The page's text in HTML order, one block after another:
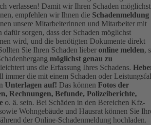
verlassen! Damit wir Ihren Schaden möglichst
empfehlen wir Ihnen die Schadenmeldung
unsere Mitarbeiterinnen und Mitarbeiter mit
dafür sorgen, dass der Schaden möglichst
wird, und die benötigten Dokumente direkt
Sie Ihren Schaden lieber online melden,
möglichst genau zu
uns die Erfassung Ihres Schadens.
immer die mit einem Schaden oder
Unterlagen auf! Das können Fotos der
Rechnungen, Befunde, Polizeiberichte,
o. ä. sein. Bei Schäden in den Bereichen Kfz-
Wohngebäude und Hausrat können Sie
der Online-Schadenmeldung hochladen.